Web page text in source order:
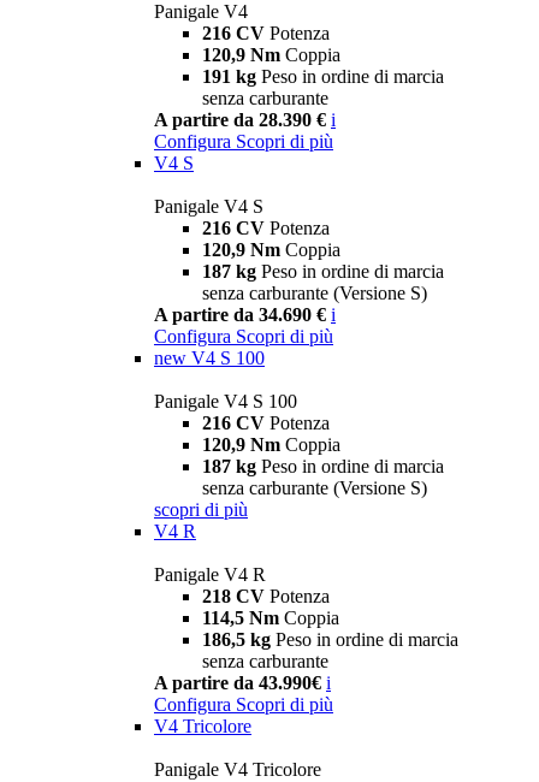
Panigale V4
216 CV Potenza
120,9 Nm Coppia
191 kg Peso in ordine di marcia
senza carburante
A partire da 28.390 € i
Configura Scopri di più
V4 S
Panigale V4 S
216 CV Potenza
120,9 Nm Coppia
187 kg Peso in ordine di marcia
senza carburante (Versione S)
A partire da 34.690 € i
Configura Scopri di più
new V4 S 100
Panigale V4 S 100
216 CV Potenza
120,9 Nm Coppia
187 kg Peso in ordine di marcia
senza carburante (Versione S)
scopri di più
V4 R
Panigale V4 R
218 CV Potenza
114,5 Nm Coppia
186,5 kg Peso in ordine di marcia
senza carburante
A partire da 43.990€ i
Configura Scopri di più
V4 Tricolore
Panigale V4 Tricolore